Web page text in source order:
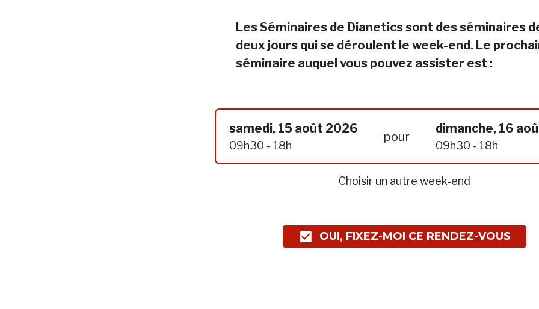
Les Séminaires de Dianetics sont des séminaires
deux jours qui se déroulent le week-end. Le
séminaire auquel vous pouvez assister est :
samedi, 15 août 2026
09h30 - 18h
pour
dimanche, 16
09h30 - 18h
Choisir un autre week-end
OUI, FIXEZ-MOI CE RENDEZ-VOUS